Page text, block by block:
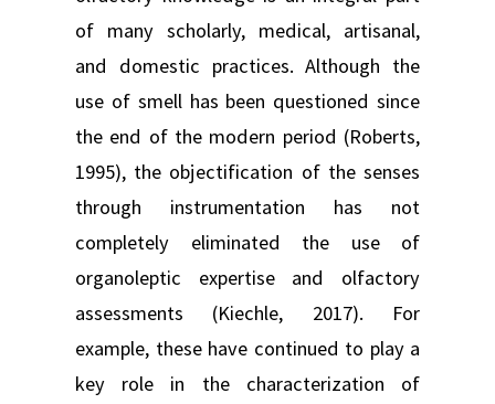
of many scholarly, medical, artisanal,
and domestic practices. Although the
use of smell has been questioned since
the end of the modern period (Roberts,
1995), the objectification of the senses
through instrumentation has not
completely eliminated the use of
organoleptic expertise and olfactory
assessments (Kiechle, 2017). For
example, these have continued to play a
key role in the characterization of